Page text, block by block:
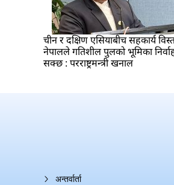
चीन र दक्षिण एसियाबीच सहकार्य
नेपालले गतिशील पुलको भूमिका
सक्छ : परराष्ट्रमन्त्री खनाल
अन्तर्वार्ता